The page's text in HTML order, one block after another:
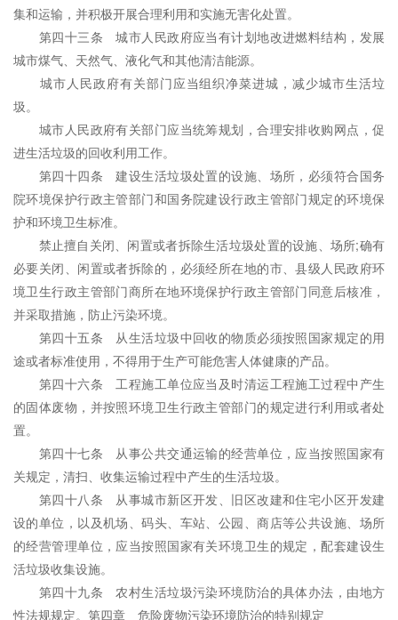
集和运输，并积极开展合理利用和实施无害化处置。
第四十三条 城市人民政府应当有计划地改进燃料结构，发展
城市煤气、天然气、液化气和其他清洁能源。
城市人民政府有关部门应当组织净菜进城，减少城市生活垃
圾。
城市人民政府有关部门应当统筹规划，合理安排收购网点，促
进生活垃圾的回收利用工作。
第四十四条 建设生活垃圾处置的设施、场所，必须符合国务
院环境保护行政主管部门和国务院建设行政主管部门规定的环境保
护和环境卫生标准。
禁止擅自关闭、闲置或者拆除生活垃圾处置的设施、场所;确有
必要关闭、闲置或者拆除的，必须经所在地的市、县级人民政府环
境卫生行政主管部门商所在地环境保护行政主管部门同意后核准，
并采取措施，防止污染环境。
第四十五条 从生活垃圾中回收的物质必须按照国家规定的用
途或者标准使用，不得用于生产可能危害人体健康的产品。
第四十六条 工程施工单位应当及时清运工程施工过程中产生
的固体废物，并按照环境卫生行政主管部门的规定进行利用或者处
置。
第四十七条 从事公共交通运输的经营单位，应当按照国家有
关规定，清扫、收集运输过程中产生的生活垃圾。
第四十八条 从事城市新区开发、旧区改建和住宅小区开发建
设的单位，以及机场、码头、车站、公园、商店等公共设施、场所
的经营管理单位，应当按照国家有关环境卫生的规定，配套建设生
活垃圾收集设施。
第四十九条 农村生活垃圾污染环境防治的具体办法，由地方
性法规规定。第四章 危险废物污染环境防治的特别规定